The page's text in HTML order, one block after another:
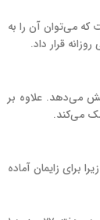
که می‌توان آن را به
قرار داد.
می‌دهد. علاوه بر
می‌کند.
برای زایمان آماده